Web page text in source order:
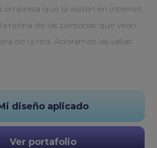
empresa que la visiten en internet
retina de las personas que vean
de la red. Adoramos las vallas
diseño aplicado
Ver portafolio